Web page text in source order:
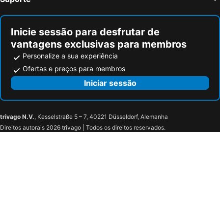
Inicie sessão para desfrutar de
vantagens exclusivas para membros
Personalize a sua experiência
Ofertas e preços para membros
Iniciar sessão
trivago N.V., Kesselstraße 5 – 7, 40221 Düsseldorf, Alemanha
Direitos autorais 2026 trivago | Todos os direitos reservados.